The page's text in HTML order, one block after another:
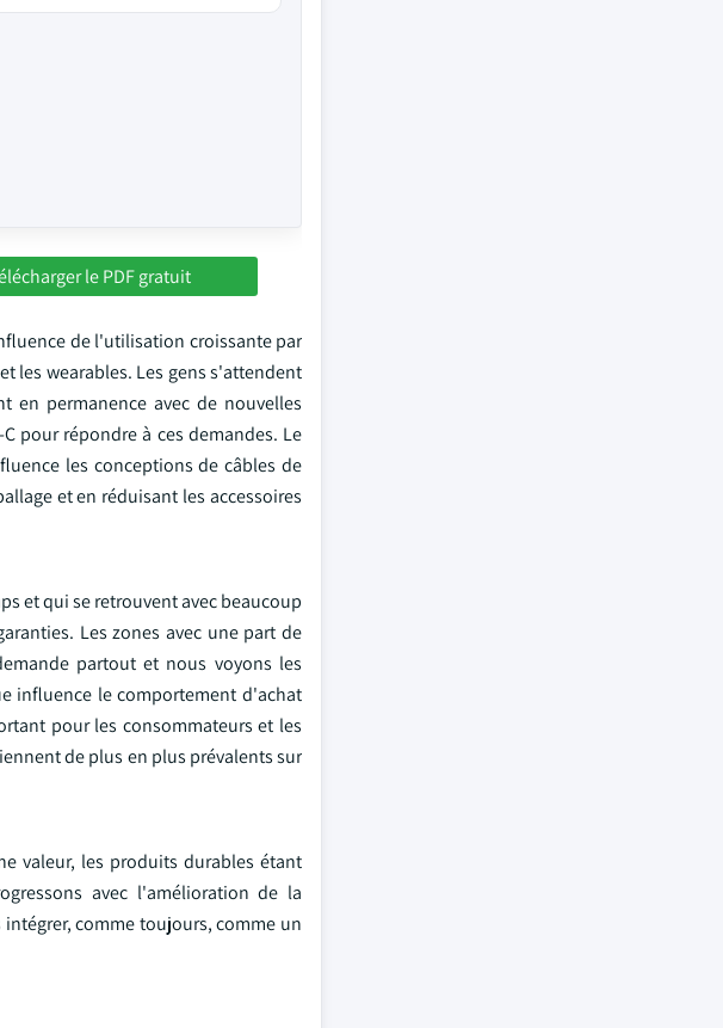
le PDF gratuit
de l'utilisation croissante par
les wearables. Les gens s'attendent
en permanence avec de nouvelles
pour répondre à ces demandes. Le
les conceptions de câbles de
et en réduisant les accessoires
et qui se retrouvent avec beaucoup
Les zones avec une part de
partout et nous voyons les
influence le comportement d'achat
pour les consommateurs et les
de plus en plus prévalents sur
valeur, les produits durables étant
avec l'amélioration de la
comme toujours, comme un